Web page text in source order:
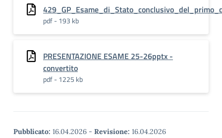
pdf - 193 kb
PRESENTAZIONE ESAME 25-26pptx -
convertito
pdf - 1225 kb
Pubblicato: 16.04.2026 - Revisione: 16.04.2026